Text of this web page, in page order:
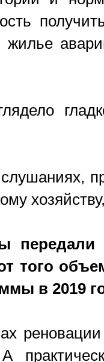
жилье
передали
того
в 2019